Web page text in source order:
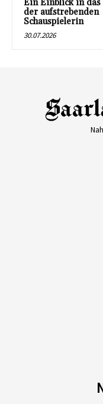
Ein Einblick in
der aufstrebenden
Schauspielerin
30.07.2026